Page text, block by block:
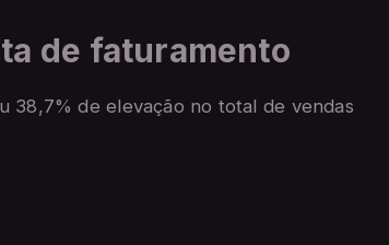
de faturamento
38,7% de elevação no total de vendas